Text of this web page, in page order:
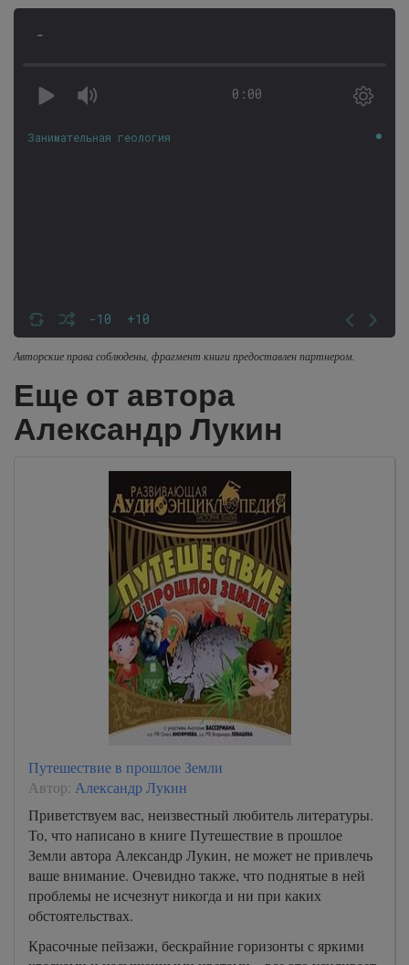
-
0:00
-10 +10
Занимательная геология
Авторские права соблюдены, фрагмент книги предоставлен партнером.
Еще от автора
Александр Лукин
Путешествие в прошлое Земли
Автор: Александр Лукин
Приветствуем вас, неизвестный любитель литературы.
То, что написано в книге Путешествие в прошлое
Земли автора Александр Лукин, не может не привлечь
ваше внимание. Очевидно также, что поднятые в ней
проблемы не исчезнут никогда и ни при каких
обстоятельствах.
Красочные пейзажи, бескрайние горизонты с яркими